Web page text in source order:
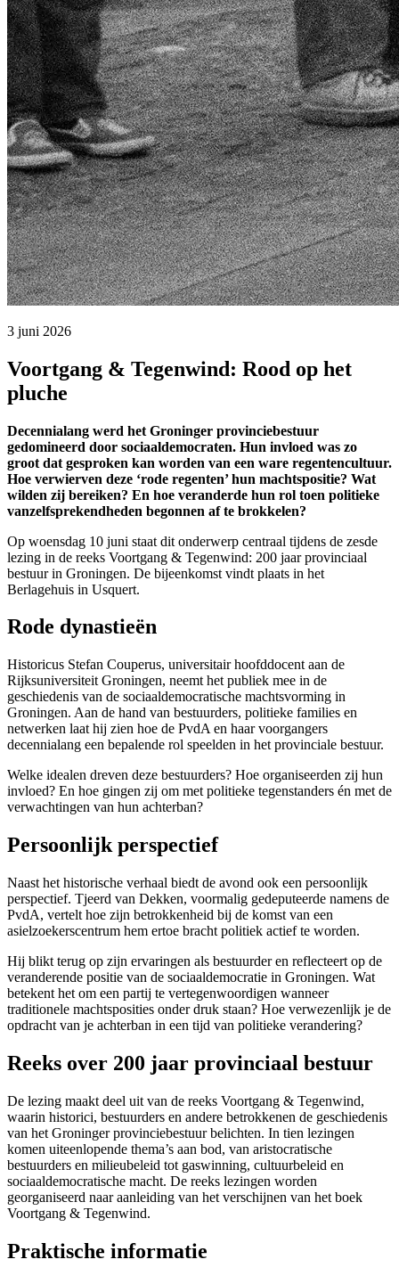
3 juni 2026
Voortgang & Tegenwind: Rood op het
pluche
Decennialang werd het Groninger provinciebestuur
gedomineerd door sociaaldemocraten. Hun invloed was zo
groot dat gesproken kan worden van een ware regentencultuur.
Hoe verwierven deze ‘rode regenten’ hun machtspositie? Wat
wilden zij bereiken? En hoe veranderde hun rol toen politieke
vanzelfsprekendheden begonnen af te brokkelen?
Op woensdag 10 juni staat dit onderwerp centraal tijdens de zesde
lezing in de reeks Voortgang & Tegenwind: 200 jaar provinciaal
bestuur in Groningen. De bijeenkomst vindt plaats in het
Berlagehuis in Usquert.
Rode dynastieën
Historicus Stefan Couperus, universitair hoofddocent aan de
Rijksuniversiteit Groningen, neemt het publiek mee in de
geschiedenis van de sociaaldemocratische machtsvorming in
Groningen. Aan de hand van bestuurders, politieke families en
netwerken laat hij zien hoe de PvdA en haar voorgangers
decennialang een bepalende rol speelden in het provinciale bestuur.
Welke idealen dreven deze bestuurders? Hoe organiseerden zij hun
invloed? En hoe gingen zij om met politieke tegenstanders én met de
verwachtingen van hun achterban?
Persoonlijk perspectief
Naast het historische verhaal biedt de avond ook een persoonlijk
perspectief. Tjeerd van Dekken, voormalig gedeputeerde namens de
PvdA, vertelt hoe zijn betrokkenheid bij de komst van een
asielzoekerscentrum hem ertoe bracht politiek actief te worden.
Hij blikt terug op zijn ervaringen als bestuurder en reflecteert op de
veranderende positie van de sociaaldemocratie in Groningen. Wat
betekent het om een partij te vertegenwoordigen wanneer
traditionele machtsposities onder druk staan? Hoe verwezenlijk je de
opdracht van je achterban in een tijd van politieke verandering?
Reeks over 200 jaar provinciaal bestuur
De lezing maakt deel uit van de reeks Voortgang & Tegenwind,
waarin historici, bestuurders en andere betrokkenen de geschiedenis
van het Groninger provinciebestuur belichten. In tien lezingen
komen uiteenlopende thema’s aan bod, van aristocratische
bestuurders en milieubeleid tot gaswinning, cultuurbeleid en
sociaaldemocratische macht. De reeks lezingen worden
georganiseerd naar aanleiding van het verschijnen van het boek
Voortgang & Tegenwind.
Praktische informatie